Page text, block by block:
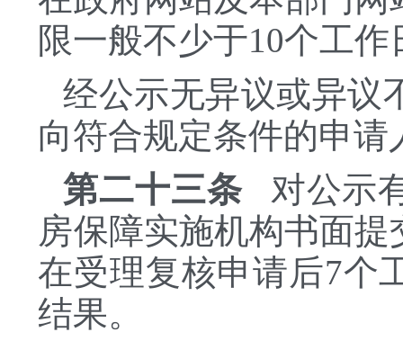
限一般不少于10个工作
经公示无异议或异议
向符合规定条件的申
第二十三条对公示有
房保障实施机构书面
在受理复核申请后7个
结果。